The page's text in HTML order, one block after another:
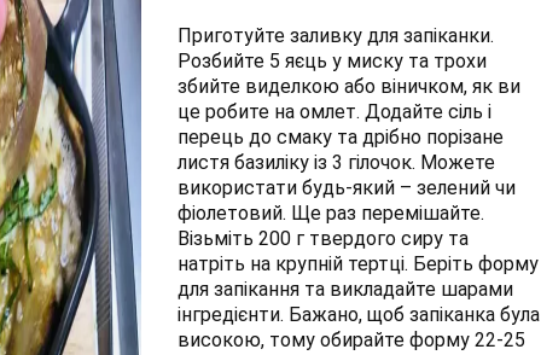
Приготуйте заливку для запіканки.
Розбийте 5 яєць у миску та трохи
збийте виделкою або віничком, як ви
це робите на омлет. Додайте сіль і
перець до смаку та дрібно порізане
листя базиліку із 3 гілочок. Можете
використати будь-який – зелений чи
фіолетовий. Ще раз перемішайте.
Візьміть 200 г твердого сиру та
натріть на крупній тертці. Беріть форму
для запікання та викладайте шарами
інгредієнти. Бажано, щоб запіканка була
високою, тому обирайте форму 22-25